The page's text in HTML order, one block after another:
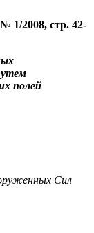
стр. 42-
полей
Сил